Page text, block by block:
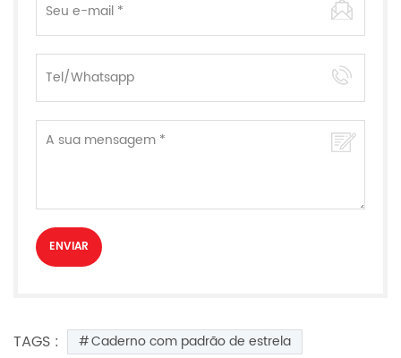
TAGS :
Caderno com padrão de estrela